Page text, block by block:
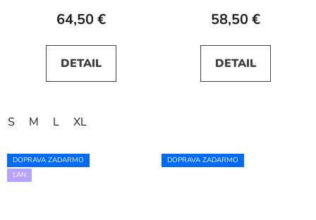
64,50 €
DETAIL
S M L XL
58,50 €
DETAIL
DOPRAVA ZADARMO
ĽAN
DOPRAVA ZADARMO